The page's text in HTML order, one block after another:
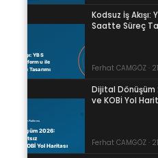
Kodsuz İş
Saatte Süreç
Ferhat CAMGÖZ ·
Dijital Dönüşüm
ve KOBİ Yol
Ferhat CAMGÖZ ·